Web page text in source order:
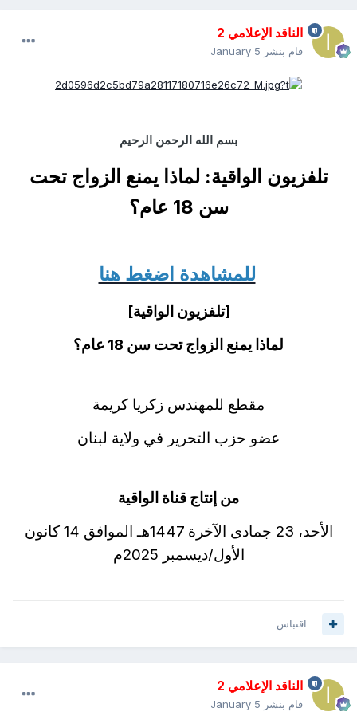
الناقد الإعلامي 2
قام بنشر January 5
بسم الله الرحمن الرحيم
تلفزيون الواقية: لماذا يمنع الزواج تحت
سن 18 عام؟
للمشاهدة اضغط هنا
[تلفزيون الواقية]
لماذا يمنع الزواج تحت سن 18 عام؟
مقطع للمهندس زكريا كريمة
عضو حزب التحرير في ولاية لبنان
من إنتاج قناة الواقية
الأحد، 23 جمادى الآخرة 1447هـ الموافق 14 كانون
الأول/ديسمبر 2025م
اقتباس
الناقد الإعلامي 2
قام بنشر January 5